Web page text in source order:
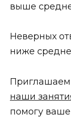
выше
Неверных
ниже
Приглашаем
наши
помогу